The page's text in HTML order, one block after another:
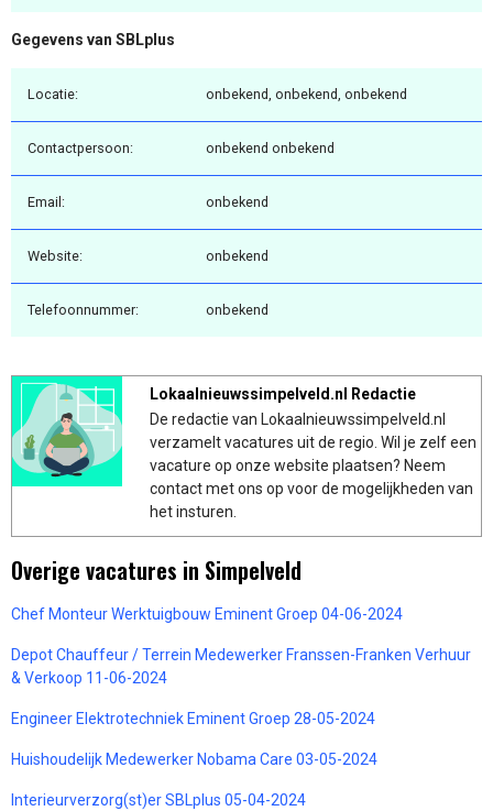
Gegevens van SBLplus
Locatie: onbekend, onbekend, onbekend
Contactpersoon: onbekend onbekend
Email: onbekend
Website: onbekend
Telefoonnummer: onbekend
Lokaalnieuwssimpelveld.nl Redactie
De redactie van Lokaalnieuwssimpelveld.nl
verzamelt vacatures uit de regio. Wil je zelf een
vacature op onze website plaatsen? Neem
contact met ons op voor de mogelijkheden van
het insturen.
Overige vacatures in Simpelveld
Chef Monteur Werktuigbouw Eminent Groep 04-06-2024
Depot Chauffeur / Terrein Medewerker Franssen-Franken Verhuur
& Verkoop 11-06-2024
Engineer Elektrotechniek Eminent Groep 28-05-2024
Huishoudelijk Medewerker Nobama Care 03-05-2024
Interieurverzorg(st)er SBLplus 05-04-2024